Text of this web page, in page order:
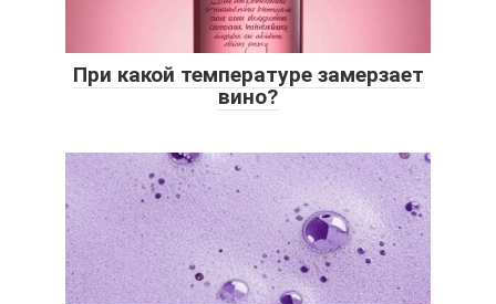
При какой температуре замерзает
вино?